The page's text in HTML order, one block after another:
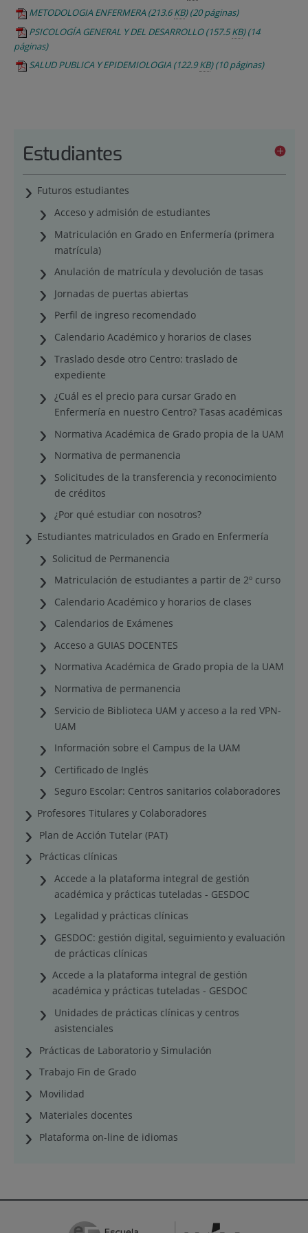
METODOLOGIA ENFERMERA(213.6KB)(20 páginas)
PSICOLOGÍA GENERAL Y DEL DESARROLLO(157.5KB)(14
páginas)
SALUD PUBLICA Y EPIDEMIOLOGIA(122.9KB)(10 páginas)
Estudiantes
Futuros estudiantes
Acceso y admisión de estudiantes
Matriculación en Grado en Enfermería (primera
matrícula)
Anulación de matrícula y devolución de tasas
Jornadas de puertas abiertas
Perfil de ingreso recomendado
Calendario Académico y horarios de clases
Traslado desde otro Centro: traslado de
expediente
¿Cuál es el precio para cursar Grado en
Enfermería en nuestro Centro? Tasas académicas
Normativa Académica de Grado propia de la UAM
Normativa de permanencia
Solicitudes de la transferencia y reconocimiento
de créditos
¿Por qué estudiar con nosotros?
Estudiantes matriculados en Grado en Enfermería
Solicitud de Permanencia
Matriculación de estudiantes a partir de 2º curso
Calendario Académico y horarios de clases
Calendarios de Exámenes
Acceso a GUIAS DOCENTES
Normativa Académica de Grado propia de la UAM
Normativa de permanencia
Servicio de Biblioteca UAM y acceso a la red VPN-
UAM
Información sobre el Campus de la UAM
Certificado de Inglés
Seguro Escolar: Centros sanitarios colaboradores
Profesores Titulares y Colaboradores
Plan de Acción Tutelar (PAT)
Prácticas clínicas
Accede a la plataforma integral de gestión
académica y prácticas tuteladas - GESDOC
Legalidad y prácticas clínicas
GESDOC: gestión digital, seguimiento y evaluación
de prácticas clínicas
Accede a la plataforma integral de gestión
académica y prácticas tuteladas - GESDOC
Unidades de prácticas clínicas y centros
asistenciales
Prácticas de Laboratorio y Simulación
Trabajo Fin de Grado
Movilidad
Materiales docentes
Plataforma on-line de idiomas